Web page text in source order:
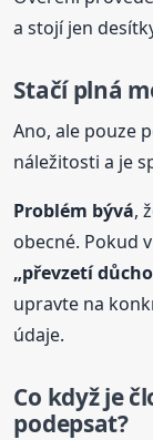
a stojí jen
Stačíplná
Ano, ale pouze
náležitosti a je
Problém bývá,
obecné. Pokud
„převzetí
upravte na
údaje.
Co když je
podepsat?